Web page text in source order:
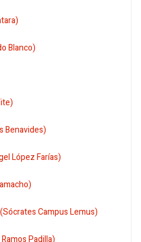
Blanco)
Benavides)
López Farías)
Campus Lemus)
Padilla)